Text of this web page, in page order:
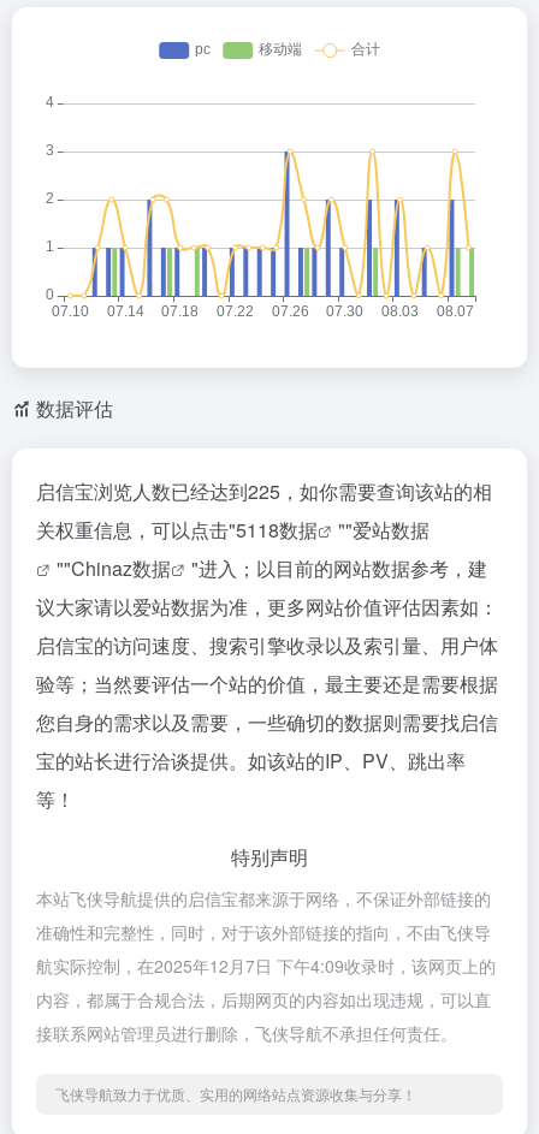
数据评估
启信宝浏览人数已经达到225，如你需要查询该站的相
关权重信息，可以点击"5118数据 ""爱站数据
""Chinaz数据
"进入；以目前的网站数据参考，建
议大家请以爱站数据为准，更多网站价值评估因素如：
启信宝的访问速度、搜索引擎收录以及索引量、用户体
验等；当然要评估一个站的价值，最主要还是需要根据
您自身的需求以及需要，一些确切的数据则需要找启信
宝的站长进行洽谈提供。如该站的IP、PV、跳出率
等！
特别声明
本站飞侠导航提供的启信宝都来源于网络，不保证外部链接的
准确性和完整性，同时，对于该外部链接的指向，不由飞侠导
航实际控制，在2025年12月7日 下午4:09收录时，该网页上的
内容，都属于合规合法，后期网页的内容如出现违规，可以直
接联系网站管理员进行删除，飞侠导航不承担任何责任。
飞侠导航致力于优质、实用的网络站点资源收集与分享！